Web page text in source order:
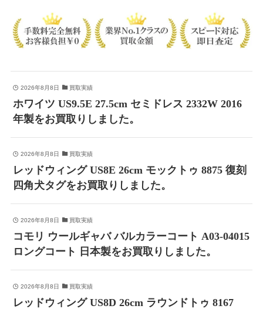
2026年8月8日 買取実績
ホワイツ US9.5E 27.5cm セミドレス 2332W 2016
年製をお買取りしました。
2026年8月8日 買取実績
レッドウィング US8E 26cm モックトゥ 8875 復刻
四角犬タグをお買取りしました。
2026年8月8日 買取実績
コモリ ウールギャバ バルカラーコート A03-04015
ロングコート 日本製をお買取りしました。
2026年8月8日 買取実績
レッドウィング US8D 26cm ラウンドトゥ 8167